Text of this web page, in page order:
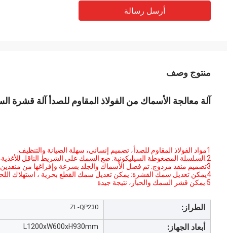
أرسل رسالة
منتوج وصف
آلة معالجة الأسماك من الفولاذ المقاوم للصدأ آلة قشرة
1مواد الفولاذ المقاوم للصدأ، تصميم إنساني، سهلة الصيانة والتنظيف.
2.السلسلة المضغوطة السيليكونية: ضع السمك على الشريط الناقل للأغذية، ويمكن إصلاح المادة بسهولة وبأمان دون أيدي في عملية القشرة.
3تصميم منفذ مزدوج: تم فصل الأسماك والجلد بسرعة وإفراغها من منفذين مختلفين ، والعمل الفعال وتوفير الوقت.
4يمكن تعديل سمك القشرة: يمكن تعديل سمك القطع بحرية ، استهلاك اللحوم المواد صغيرة ، ومعدل القشرة مرتفع ، والمظهر النظيف والسلس
5.يمكن قشر السمك والحبار، نتيجة جيدة
الطراز: ZL-QP230
أبعاد الجهاز: L1200xW600xH930mm